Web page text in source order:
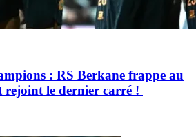
: RS Berkane frappe au
rejoint le dernier carré !